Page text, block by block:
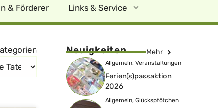
& Förderer Links & Service
Neuigkeiten Mehr
Allgemein, Veranstaltungen
Ferien(s)passaktion
2026
Allgemein, Glückspfötchen